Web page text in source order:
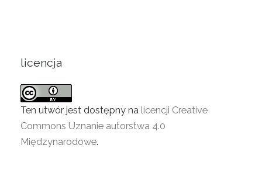
licencja
Ten utwór jest dostępny na licencji Creative
Commons Uznanie autorstwa 4.0
Międzynarodowe.